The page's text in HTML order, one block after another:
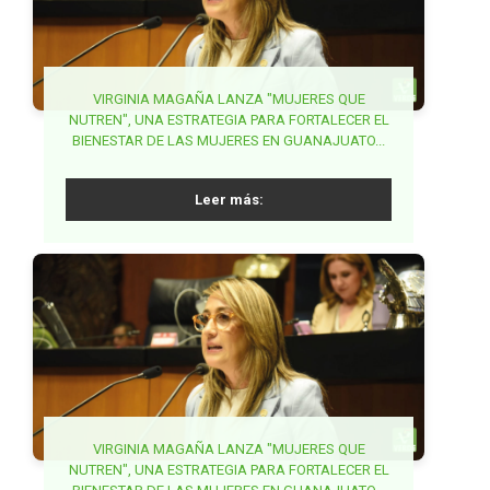
VIRGINIA MAGAÑA LANZA "MUJERES QUE
NUTREN", UNA ESTRATEGIA PARA FORTALECER EL
BIENESTAR DE LAS MUJERES EN GUANAJUATO...
Leer más:
VIRGINIA MAGAÑA LANZA "MUJERES QUE
NUTREN", UNA ESTRATEGIA PARA FORTALECER EL
BUSCA PVEM SENADO ARMONIZAR LA
SECRETARÍA DE ANTICORRUPCIÓN Y BUEN
Leer más:
GARANTIZAR ESTABLECIMIENTOS DE VENTA DE
PARTIDO VERDE EXIGE ACCIONES COORDINADAS
PARA FRENAR FRAUDES EN TRÁMITES DE
PASAPORTE...
Leer más:
BUSCA MAKI ORTIZ GARANTIZAR DERECHO A LA
SALUD DE LA MUJER EN LA ETAPA POST